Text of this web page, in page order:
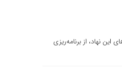
نهاد، از برنامه‌ریزی